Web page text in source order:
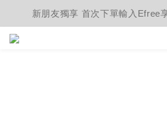
新朋友獨享 首次下單輸入Efree